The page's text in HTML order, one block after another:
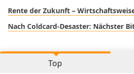
Rente der Zukunft –
Nach Coldcard-Desaster: Nächster
Top